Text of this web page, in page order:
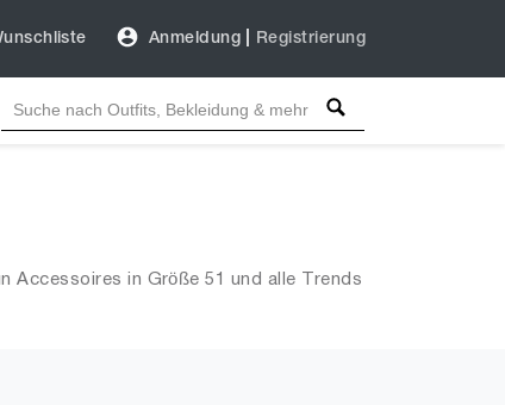
Anmeldung Registrierung
Accessoires in Größe 51 und alle Trends